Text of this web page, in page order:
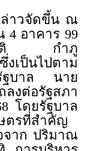
าวจัดขึ้น ณ
4 อาคาร 99
าติ กำภู
งเป็นไปตาม
รัฐบาล นาย
งต่อรัฐสภา
โดยรัฐบาล
ตรที่สำคัญ
จาก ปริมาณ